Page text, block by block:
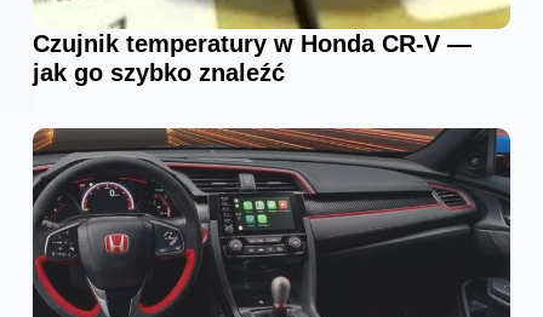
Czujnik temperatury w Honda CR-V —
jak go szybko znaleźć